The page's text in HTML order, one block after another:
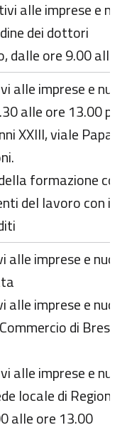
alle imprese e
dei dottori
dalle ore 9.00 alle
alle imprese e
alle ore 13.00
XXIII, viale Papa
formazione
del lavoro con il
alle imprese e
alle imprese e
di
alle imprese e
locale di Regione
alle ore 13.00